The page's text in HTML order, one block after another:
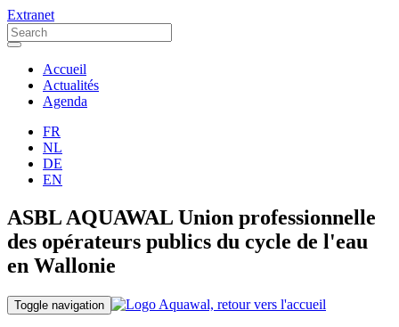
Extranet
Accueil
Actualités
Agenda
FR
NL
DE
EN
ASBL AQUAWAL Union professionnelle
des opérateurs publics du cycle de l'eau
en Wallonie
Toggle navigation